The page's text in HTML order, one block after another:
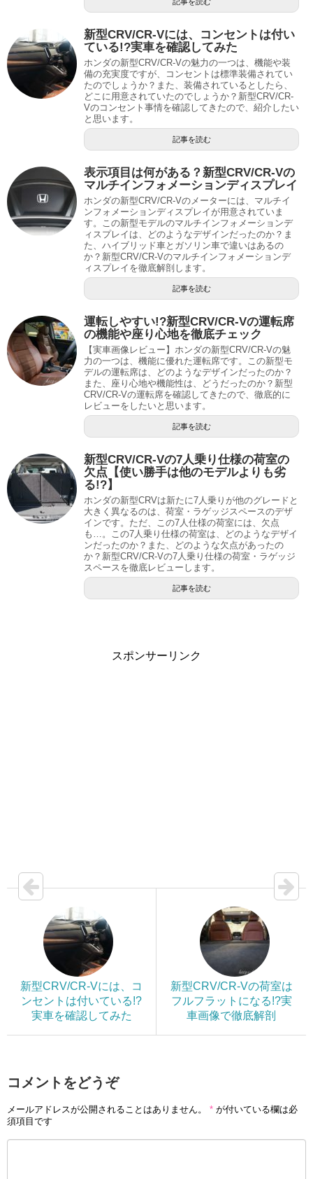
新型CRV/CR-Vには、コンセントは付い
ている!?実車を確認してみた
ホンダの新型CRV/CR-Vの魅力の一つは、機能や装
備の充実度ですが、コンセントは標準装備されてい
たのでしょうか？また、装備されているとしたら、
どこに用意されていたのでしょうか？新型CRV/CR-
Vのコンセント事情を確認してきたので、紹介したい
と思います。
記事を読む
表示項目は何がある？新型CRV/CR-Vの
マルチインフォメーションディスプレイ
ホンダの新型CRV/CR-Vのメーターには、マルチイ
ンフォメーションディスプレイが用意されていま
す。この新型モデルのマルチインフォメーションデ
ィスプレイは、どのようなデザインだったのか？ま
た、ハイブリッド車とガソリン車で違いはあるの
か？新型CRV/CR-Vのマルチインフォメーションデ
ィスプレイを徹底解剖します。
記事を読む
運転しやすい!?新型CRV/CR-Vの運転席
の機能や座り心地を徹底チェック
【実車画像レビュー】ホンダの新型CRV/CR-Vの魅
力の一つは、機能に優れた運転席です。この新型モ
デルの運転席は、どのようなデザインだったのか？
また、座り心地や機能性は、どうだったのか？新型
CRV/CR-Vの運転席を確認してきたので、徹底的に
レビューをしたいと思います。
記事を読む
新型CRV/CR-Vの7人乗り仕様の荷室の
欠点【使い勝手は他のモデルよりも劣
る!?】
ホンダの新型CRVは新たに7人乗りが他のグレードと
大きく異なるのは、荷室・ラゲッジスペースのデザ
インです。ただ、この7人仕様の荷室には、欠点
も…。この7人乗り仕様の荷室は、どのようなデザイ
ンだったのか？また、どのような欠点があったの
か？新型CRV/CR-Vの7人乗り仕様の荷室・ラゲッジ
スペースを徹底レビューします。
記事を読む
スポンサーリンク
新型CRV/CR-Vには、コ
ンセントは付いている!?
実車を確認してみた
新型CRV/CR-Vの荷室は
フルフラットになる!?実
車画像で徹底解剖
コメントをどうぞ
メールアドレスが公開されることはありません。 * が付いている欄は必
須項目です